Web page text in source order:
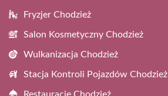
Fryzjer Chodzież
Salon Kosmetyczny Chodzież
Wulkanizacja Chodzież
Stacja Kontroli Pojazdów Chodzież
Restauracje Chodzież